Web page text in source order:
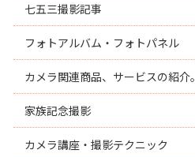
七五三撮影記事
フォトアルバム・フォトパネル
カメラ関連商品、サービスの紹介。
家族記念撮影
カメラ講座・撮影テクニック